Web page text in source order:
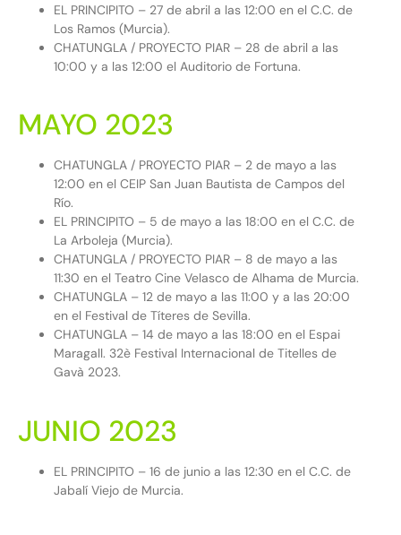
EL PRINCIPITO – 27 de abril a las 12:00 en el C.C. de
Los Ramos (Murcia).
CHATUNGLA / PROYECTO PIAR – 28 de abril a las
10:00 y a las 12:00 el Auditorio de Fortuna.
MAYO 2023
CHATUNGLA / PROYECTO PIAR – 2 de mayo a las
12:00 en el CEIP San Juan Bautista de Campos del
Río.
EL PRINCIPITO – 5 de mayo a las 18:00 en el C.C. de
La Arboleja (Murcia).
CHATUNGLA / PROYECTO PIAR – 8 de mayo a las
11:30 en el Teatro Cine Velasco de Alhama de Murcia.
CHATUNGLA – 12 de mayo a las 11:00 y a las 20:00
en el Festival de Títeres de Sevilla.
CHATUNGLA – 14 de mayo a las 18:00 en el Espai
Maragall. 32è Festival Internacional de Titelles de
Gavà 2023.
JUNIO 2023
EL PRINCIPITO – 16 de junio a las 12:30 en el C.C. de
Jabalí Viejo de Murcia.